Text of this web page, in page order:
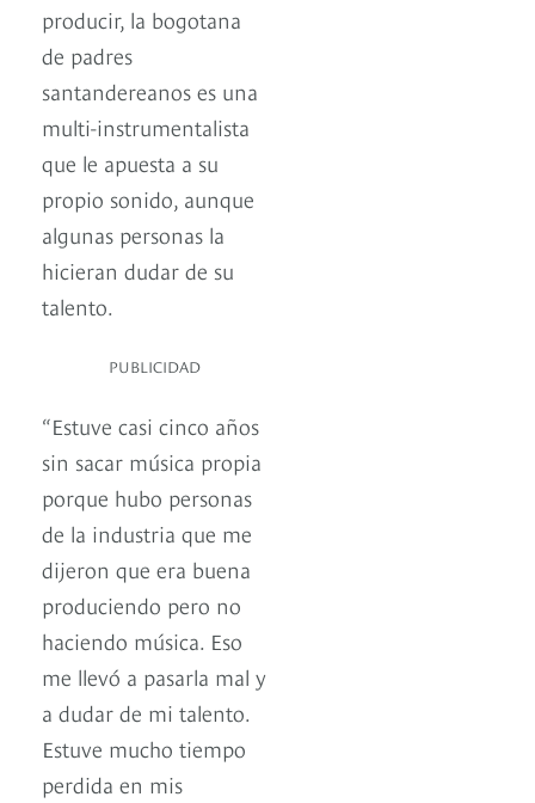
producir, la bogotana
de padres
santandereanos es una
multi-instrumentalista
que le apuesta a su
propio sonido, aunque
algunas personas la
hicieran dudar de su
talento.
PUBLICIDAD
“Estuve casi cinco años
sin sacar música propia
porque hubo personas
de la industria que me
dijeron que era buena
produciendo pero no
haciendo música. Eso
me llevó a pasarla mal y
a dudar de mi talento.
Estuve mucho tiempo
perdida en mis